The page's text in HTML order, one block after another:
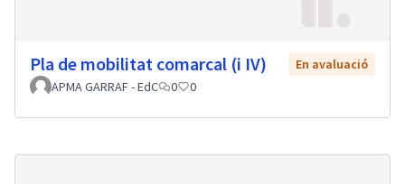
Pla de mobilitat comarcal (i IV)
En avaluació
APMA GARRAF - EdC
0 0